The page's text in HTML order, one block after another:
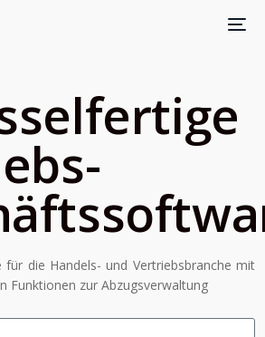
für die Handels- und Vertriebsbranche mit
Funktionen zur Abzugsverwaltung